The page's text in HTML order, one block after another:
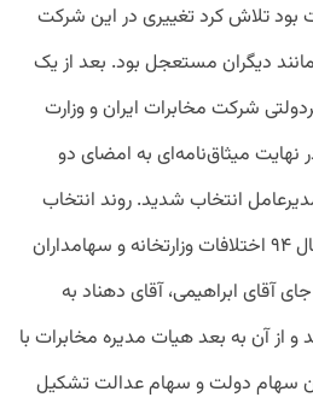
بود تلاش کرد تغییری در این شرکت
دیگران مستعجل بود. بعد از یک
شرکت مخابرات ایران و وزارت
نهایت میثاق‌نامه‌ای به امضای دو
انتخاب شدید. روند انتخاب
شما به چه صورت بود؟ در سال ۹۴ اختلافات وزارتخانه و سهامداران
آقای ابراهیمی، آقای دهناد به
آن به بعد هیات مدیره مخابرات با
سهام دولت و سهام عدالت تشکیل